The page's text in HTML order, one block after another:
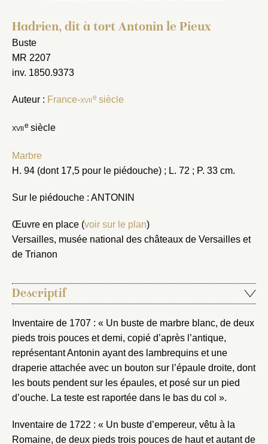
Hadrien, dit à tort Antonin le Pieux
Buste
MR 2207
inv. 1850.9373
Auteur : France-xviie siècle
xviie siècle
Marbre
H. 94 (dont 17,5 pour le piédouche) ; L. 72 ; P. 33 cm.
Sur le piédouche : ANTONIN
Œuvre en place (voir sur le plan)
Versailles, musée national des châteaux de Versailles et
de Trianon
Descriptif
Inventaire de 1707 : « Un buste de marbre blanc, de deux
pieds trois pouces et demi, copié d’après l’antique,
représentant Antonin ayant des lambrequins et une
draperie attachée avec un bouton sur l’épaule droite, dont
les bouts pendent sur les épaules, et posé sur un pied
d’ouche. La teste est raportée dans le bas du col ».
Inventaire de 1722 : « Un buste d’empereur, vêtu à la
Romaine, de deux pieds trois pouces de haut et autant de